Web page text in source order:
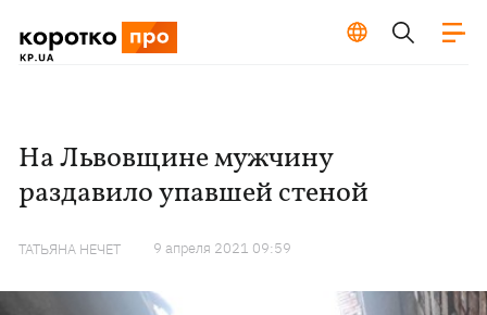
На Львовщине мужчину
раздавило упавшей стеной
ТАТЬЯНА НЕЧЕТ 9 апреля 2021 09:59